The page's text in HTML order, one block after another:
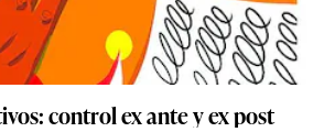
control ex ante y ex post